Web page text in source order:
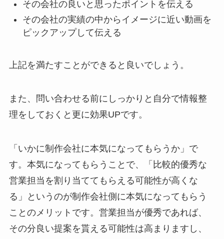
その会社の良いと思ったポイントを伝える
その会社の実績の中からイメージに近い動画を
ピックアップして伝える
上記を満たすことができると良いでしょう。
また、問い合わせる前にしっかりと自分で情報整
理をしておくと更に効果UPです。
「いかに制作会社に本気になってもらうか」で
す。本気になってもらうことで、「比較的優秀な
営業担当を割り当ててもらえる可能性が高くな
る」というのが制作会社側に本気になってもらう
ことのメリットです。営業担当が優秀であれば、
その分良い提案を貰える可能性は高まりますし、